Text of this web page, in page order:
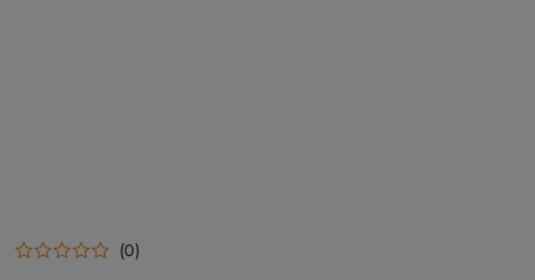
(0)